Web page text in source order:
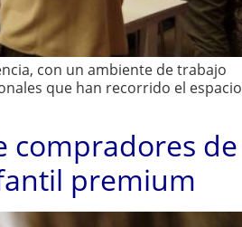
con un ambiente de trabajo
que han recorrido el espacio
compradores de
premium